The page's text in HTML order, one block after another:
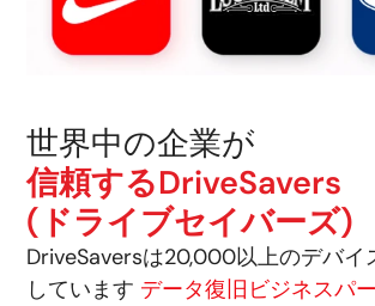
世界中の企業が
信頼するDriveSavers
(ドライブセイバーズ)
DriveSaversは20,000以上のデバイ
しています データ復旧ビジネスパー